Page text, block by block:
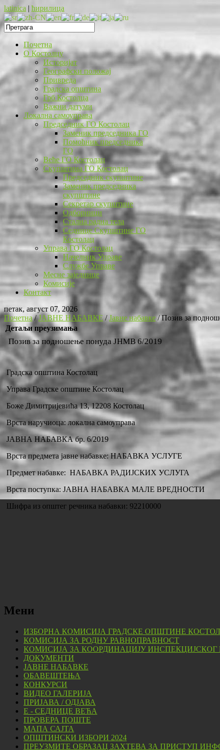
latinica | ћирилица
Почетна
O Костолцу
Историјат
Географски положај
Привреда
Градска општина
Грб Костолца
Важни датуми
Локална самоуправа
Председник ГО Костолац
Заменик председника ГО
Помоћник председника
ГО
Веће ГО Костолац
Скупштина ГО Костолац
Председник скупштине
Заменик председника
скупштине
Секретар скупштине
Одборници
Стална радна тела
Седнице Скупштине ГО
Костолац
Управа ГО Костолац
Начелник Управе
Службе Управе
Месне заједнице
Комисије
Контакт
петак, август 07, 2026
Почетна/ЈАВНЕ НАБАВКЕ/Јавне набавке/Позив за
Детаљи преузимања
Позив за подношење понуда ЈНМВ 6/2019
Градска општина Костолац
Управа Градске општине Костолац
Боже Димитријевића 13, 12208 Костолац
Врста наручиоца: локална самоуправа
ЈАВНА НАБАВКА бр. 6/2019
Врста предмета јавне набавке: НАБАВКА УСЛУГЕ
Предмет набавке: НАБАВКА РАДИЈСКИХ УСЛУГА
Врста поступка: ЈАВНА НАБАВКА МАЛЕ ВРЕДНОСТИ
Шифра из општег речника набавки: 92210000
Мени
ИЗБОРНА КОМИСИЈА ГРАДСКЕ ОПШТИНЕ
КОМИСИЈА ЗА РОДНУ РАВНОПРАВНОСТ
КОМИСИЈА ЗА КООРДИНАЦИЈУ ИНСПЕКЦИЈСКОГ
ДОКУМЕНТИ
ЈАВНЕ НАБАВКЕ
ОБАВЕШТЕЊА
КОНКУРСИ
ВИДЕО ГАЛЕРИЈА
ПРИЈАВА / ОДЈАВА
Е - СЕДНИЦЕ ВЕЋА
ПРОВЕРА ПОШТЕ
МАПА САЈТА
ОПШТИНСКИ ИЗБОРИ 2024
ПРЕУЗМИТЕ ОБРАЗАЦ ЗАХТЕВА ЗА ПРИСТУП